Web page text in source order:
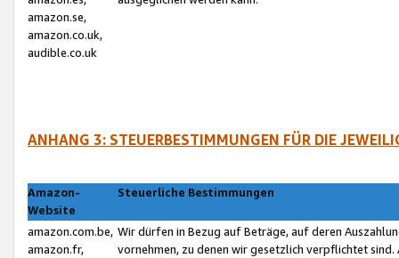
amazon.se,
amazon.co.uk,
audible.co.uk
ANHANG 3: STEUERBESTIMMUNGEN FÜR DIE
Amazon-
Website
Steuerliche Bestimmungen
amazon.com.be,
amazon.fr,
Wir dürfen in Bezug auf Beträge, auf deren
vornehmen, zu denen wir gesetzlich verpflichtet